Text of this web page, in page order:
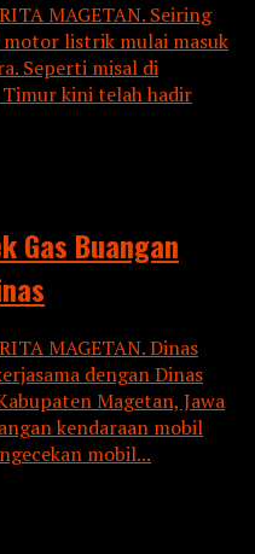
MAGETAN. Seiring
listrik mulai masuk
Seperti misal di
Timur kini telah hadir
Gas Buangan
MAGETAN. Dinas
dengan Dinas
Magetan, Jawa
kendaraan mobil
mobil...